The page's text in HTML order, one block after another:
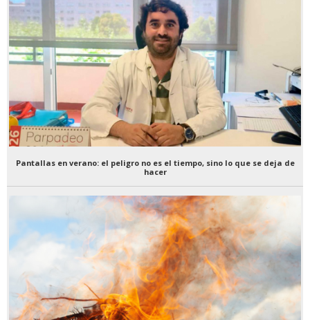
Pantallas en verano: el peligro no es el tiempo, sino lo que se deja de
hacer